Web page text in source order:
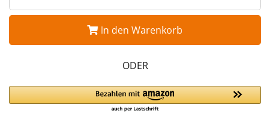
In den Warenkorb
ODER